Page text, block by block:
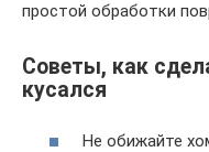
простой обработки
Советы, как
кусался
Не обижайте